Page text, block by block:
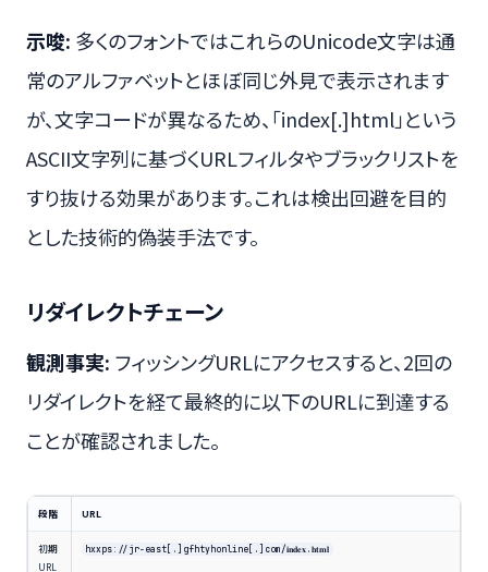
示唆: 多くのフォントではこれらのUnicode文字は通
常のアルファベットとほぼ同じ外見で表示されます
が、文字コードが異なるため、「index[.]html」という
ASCII文字列に基づくURLフィルタやブラックリストを
すり抜ける効果があります。これは検出回避を目的
とした技術的偽装手法です。
リダイレクトチェーン
観測事実: フィッシングURLにアクセスすると、2回の
リダイレクトを経て最終的に以下のURLに到達する
ことが確認されました。
段階 URL
初期
URL
hxxps://jr-east[.]gfhtyhonline[.]com/𝐢𝐧𝐝𝐞𝐱.𝐡𝐭𝐦𝐥